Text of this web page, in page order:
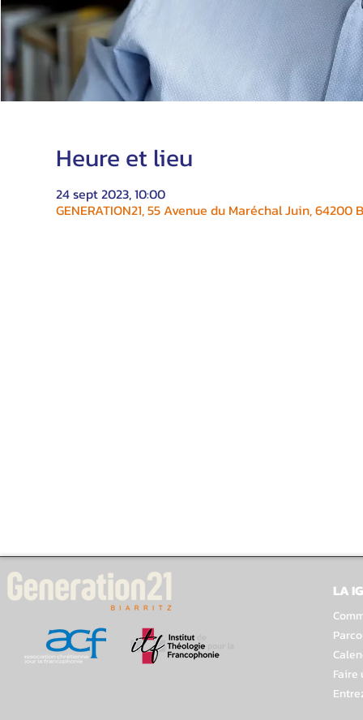
Heure et lieu
24 sept 2023, 10:00
GENERATION21, 55 Avenue du Maréchal Juin, 64200
LA
Faire